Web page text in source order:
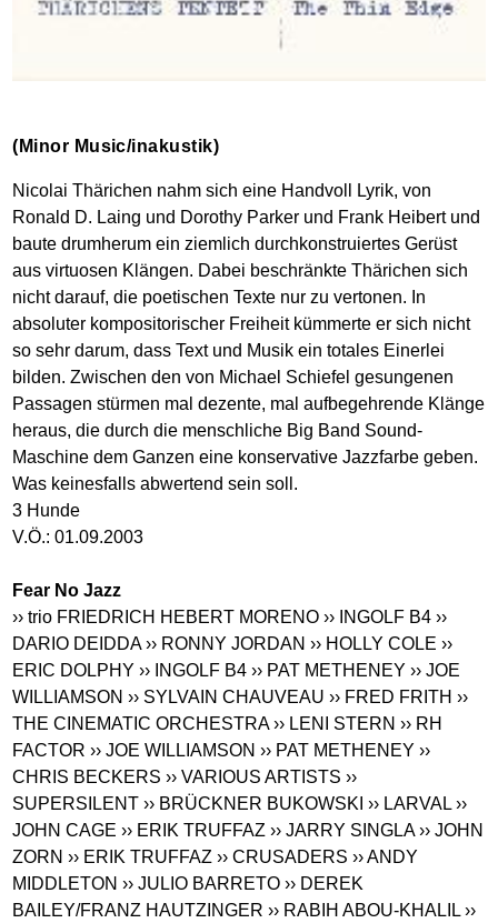
(Minor Music/inakustik)
Nicolai Thärichen nahm sich eine Handvoll Lyrik, von
Ronald D. Laing und Dorothy Parker und Frank Heibert und
baute drumherum ein ziemlich durchkonstruiertes Gerüst
aus virtuosen Klängen. Dabei beschränkte Thärichen sich
nicht darauf, die poetischen Texte nur zu vertonen. In
absoluter kompositorischer Freiheit kümmerte er sich nicht
so sehr darum, dass Text und Musik ein totales Einerlei
bilden. Zwischen den von Michael Schiefel gesungenen
Passagen stürmen mal dezente, mal aufbegehrende Klänge
heraus, die durch die menschliche Big Band Sound-
Maschine dem Ganzen eine konservative Jazzfarbe geben.
Was keinesfalls abwertend sein soll.
3 Hunde
V.Ö.: 01.09.2003
Fear No Jazz
›› trio FRIEDRICH HEBERT MORENO ›› INGOLF B4 ››
DARIO DEIDDA ›› RONNY JORDAN ›› HOLLY COLE ››
ERIC DOLPHY ›› INGOLF B4 ›› PAT METHENEY ›› JOE
WILLIAMSON ›› SYLVAIN CHAUVEAU ›› FRED FRITH ››
THE CINEMATIC ORCHESTRA ›› LENI STERN ›› RH
FACTOR ›› JOE WILLIAMSON ›› PAT METHENEY ››
CHRIS BECKERS ›› VARIOUS ARTISTS ››
SUPERSILENT ›› BRÜCKNER BUKOWSKI ›› LARVAL ››
JOHN CAGE ›› ERIK TRUFFAZ ›› JARRY SINGLA ›› JOHN
ZORN ›› ERIK TRUFFAZ ›› CRUSADERS ›› ANDY
MIDDLETON ›› JULIO BARRETO ›› DEREK
BAILEY/FRANZ HAUTZINGER ›› RABIH ABOU-KHALIL ››